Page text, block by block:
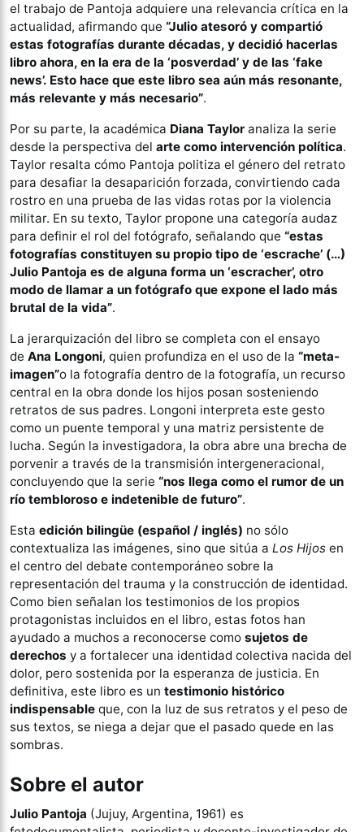
el trabajo de Pantoja adquiere una relevancia crítica en la
actualidad, afirmando que “Julio atesoró y compartió
estas fotografías durante décadas, y decidió hacerlas
libro ahora, en la era de la ‘posverdad’ y de las ‘fake
news’. Esto hace que este libro sea aún más resonante,
más relevante y más necesario”.
Por su parte, la académica Diana Taylor analiza la serie
desde la perspectiva del arte como intervención política.
Taylor resalta cómo Pantoja politiza el género del retrato
para desafiar la desaparición forzada, convirtiendo cada
rostro en una prueba de las vidas rotas por la violencia
militar. En su texto, Taylor propone una categoría audaz
para definir el rol del fotógrafo, señalando que “estas
fotografías constituyen su propio tipo de ‘escrache’ (…)
Julio Pantoja es de alguna forma un ‘escracher’, otro
modo de llamar a un fotógrafo que expone el lado más
brutal de la vida”.
La jerarquización del libro se completa con el ensayo
de Ana Longoni, quien profundiza en el uso de la “meta-
imagen”o la fotografía dentro de la fotografía, un recurso
central en la obra donde los hijos posan sosteniendo
retratos de sus padres. Longoni interpreta este gesto
como un puente temporal y una matriz persistente de
lucha. Según la investigadora, la obra abre una brecha de
porvenir a través de la transmisión intergeneracional,
concluyendo que la serie “nos llega como el rumor de un
río tembloroso e indetenible de futuro”.
Esta edición bilingüe (español / inglés) no sólo
contextualiza las imágenes, sino que sitúa a Los Hijos en
el centro del debate contemporáneo sobre la
representación del trauma y la construcción de identidad.
Como bien señalan los testimonios de los propios
protagonistas incluidos en el libro, estas fotos han
ayudado a muchos a reconocerse como sujetos de
derechos y a fortalecer una identidad colectiva nacida del
dolor, pero sostenida por la esperanza de justicia. En
definitiva, este libro es un testimonio histórico
indispensable que, con la luz de sus retratos y el peso de
sus textos, se niega a dejar que el pasado quede en las
sombras.
Sobre el autor
Julio Pantoja (Jujuy, Argentina, 1961) es